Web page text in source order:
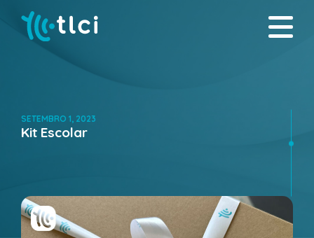
SETEMBRO 1, 2023
Kit Escolar